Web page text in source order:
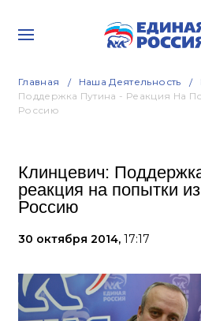
Главная Наша Деятельность
Поддержка Путина - Реакция На
Россию
Клинцевич:
реакция на попытки
Россию
30 октября 2014, 17:17